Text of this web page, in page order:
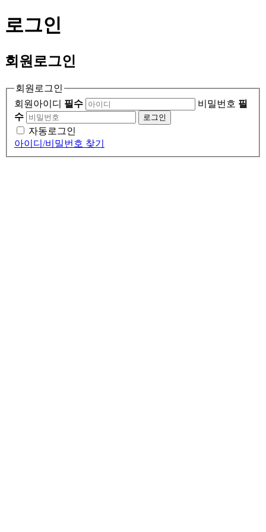
로그인
회원 로그인
회원로그인
회원아이디 필수 비밀번호 필
수
로그인
자동로그인
아이디/비밀번호 찾기